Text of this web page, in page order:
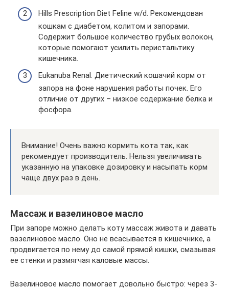
Hills Prescription Diet Feline w/d. Рекомендован
кошкам с диабетом, колитом и запорами.
Содержит большое количество грубых волокон,
которые помогают усилить перистальтику
кишечника.
Eukanuba Renal. Диетический кошачий корм от
запора на фоне нарушения работы почек. Его
отличие от других – низкое содержание белка и
фосфора.
Внимание! Очень важно кормить кота так, как
рекомендует производитель. Нельзя увеличивать
указанную на упаковке дозировку и насыпать корм
чаще двух раз в день.
Массаж и вазелиновое масло
При запоре можно делать коту массаж живота и давать
вазелиновое масло. Оно не всасывается в кишечнике, а
продвигается по нему до самой прямой кишки, смазывая
ее стенки и размягчая каловые массы.
Вазелиновое масло помогает довольно быстро: через 3-